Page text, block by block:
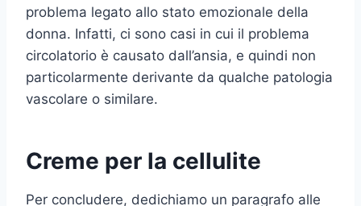
problema legato allo stato emozionale della
donna. Infatti, ci sono casi in cui il problema
circolatorio è causato dall’ansia, e quindi non
particolarmente derivante da qualche patologia
vascolare o similare.
Creme per la cellulite
Per concludere, dedichiamo un paragrafo alle